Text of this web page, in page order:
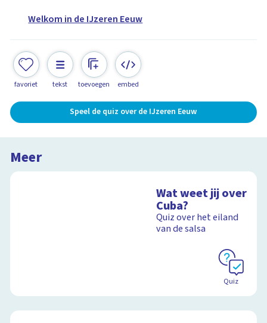
Welkom in de IJzeren Eeuw
favoriet tekst toevoegen embed
Speel de quiz over de IJzeren Eeuw
Meer
Wat weet jij over
Cuba?
Quiz over het eiland
van de salsa
Quiz